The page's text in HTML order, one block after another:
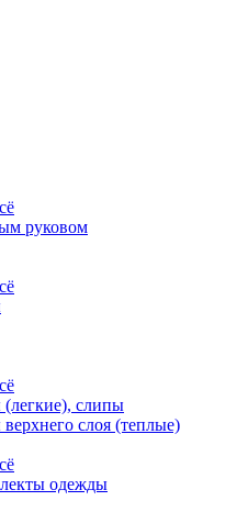
руковом
слипы
слоя (теплые)
одежды